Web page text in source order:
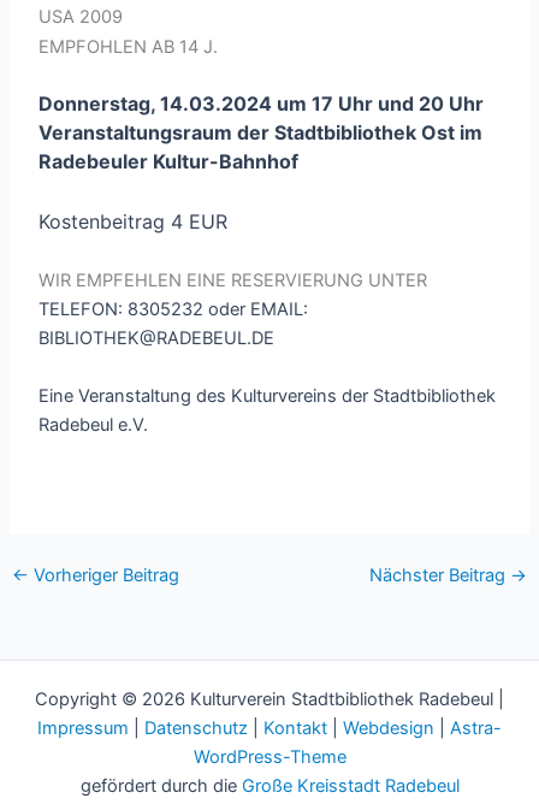
USA 2009
EMPFOHLEN AB 14 J.
Donnerstag, 14.03.2024 um 17 Uhr und 20 Uhr
Veranstaltungsraum der Stadtbibliothek Ost im
Radebeuler Kultur-Bahnhof
Kostenbeitrag 4 EUR
WIR EMPFEHLEN EINE RESERVIERUNG UNTER
TELEFON: 8305232 oder EMAIL:
BIBLIOTHEK@RADEBEUL.DE
Eine Veranstaltung des Kulturvereins der Stadtbibliothek
Radebeul e.V.
← Vorheriger Beitrag Nächster Beitrag →
Copyright © 2026 Kulturverein Stadtbibliothek Radebeul |
Impressum
Datenschutz Kontakt Webdesign
Astra-
WordPress-Theme
gefördert durch die Große Kreisstadt Radebeul